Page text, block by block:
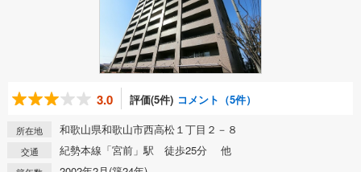
3.0 評価(5件) コメント（5件）
所在地 和歌山県和歌山市西高松１丁目２－８
交通 紀勢本線「宮前」駅 徒歩25分 他